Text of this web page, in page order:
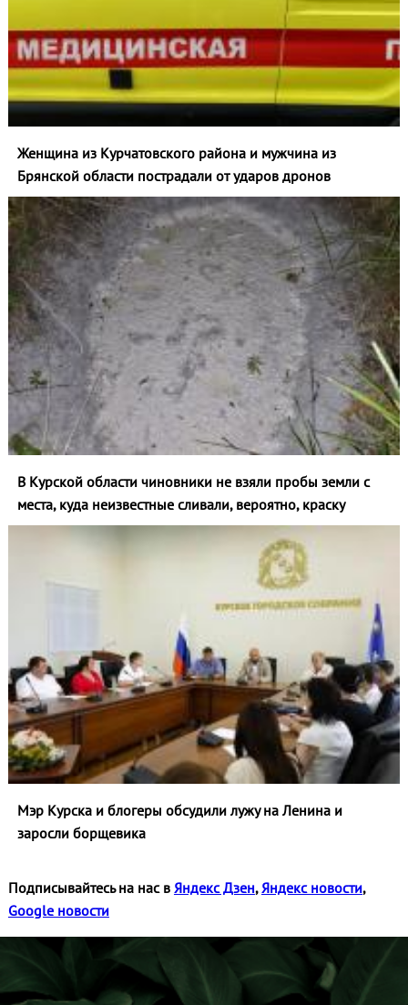
Женщина из Курчатовского района и мужчина из
Брянской области пострадали от ударов дронов
В Курской области чиновники не взяли пробы земли с
места, куда неизвестные сливали, вероятно, краску
Мэр Курска и блогеры обсудили лужу на Ленина и
заросли борщевика
Подписывайтесь на нас в Яндекс Дзен, Яндекс новости,
Google новости